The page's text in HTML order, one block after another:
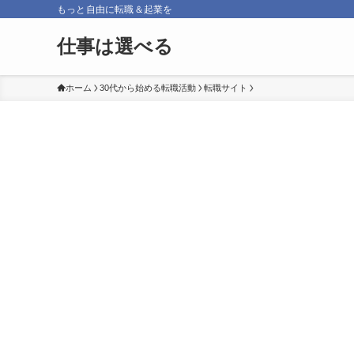
もっと自由に転職＆起業を
仕事は選べる
ホーム 30代から始める転職活動 転職サイト